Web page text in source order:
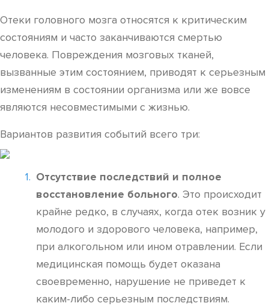
Отеки головного мозга относятся к критическим
состояниям и часто заканчиваются смертью
человека. Повреждения мозговых тканей,
вызванные этим состоянием, приводят к серьезным
изменениям в состоянии организма или же вовсе
являются несовместимыми с жизнью.
Вариантов развития событий всего три:
Отсутствие последствий и полное
восстановление больного. Это происходит
крайне редко, в случаях, когда отек возник у
молодого и здорового человека, например,
при алкогольном или ином отравлении. Если
медицинская помощь будет оказана
своевременно, нарушение не приведет к
каким-либо серьезным последствиям.